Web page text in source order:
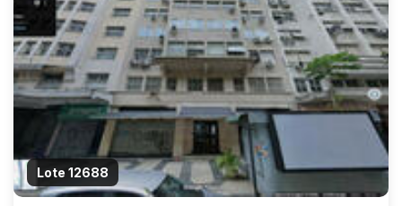
Lote 12688